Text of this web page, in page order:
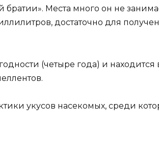
братии». Места много он не
достаточно для
(четыре года) и находится
укусов насекомых, среди